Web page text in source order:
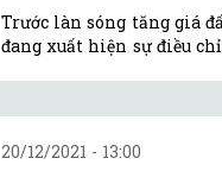
Trước làn sóng tăng giá
đang xuất hiện sự điều
20/12/2021 - 13:00